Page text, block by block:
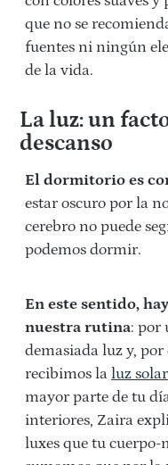
que no se
fuentes ni ningún
de la vida.
La luz: un
descanso
El dormitorio es
estar oscuro por la
cerebro no puede
podemos dormir.
En este sentido,
nuestra rutina: por
demasiada luz y,
recibimos la luz solar
mayor parte de tu
interiores, Zaira
luxes que tu cuerpo-